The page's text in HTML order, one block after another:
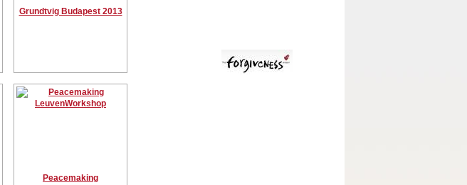
Grundtvig Budapest 2013
Peacemaking